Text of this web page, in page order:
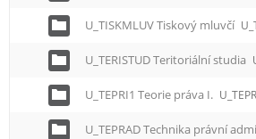
U_TISKMLUV Tiskový mluvčí
U_TERISTUD Teritoriální studia
U_TEPRI1 Teorie práva I.
U_TEPRAD Technika právní